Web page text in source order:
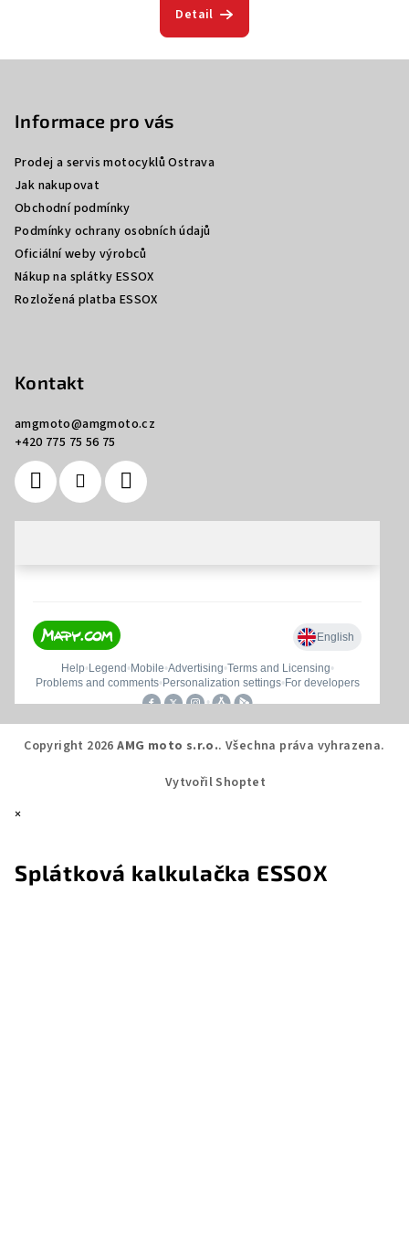
Detail
Informace pro vás
Prodej a servis motocyklů Ostrava
Jak nakupovat
Obchodní podmínky
Podmínky ochrany osobních údajů
Oficiální weby výrobců
Nákup na splátky ESSOX
Rozložená platba ESSOX
Kontakt
amgmoto@amgmoto.cz
+420 775 75 56 75
Copyright 2026AMG moto s.r.o.. Všechna práva vyhrazena.
Vytvořil Shoptet
×
Splátková kalkulačka ESSOX